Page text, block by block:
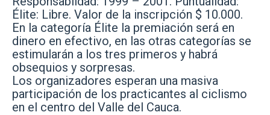
Élite: Libre. Valor de la inscripción $ 10.000.
En la categoría Élite la premiación será en
dinero en efectivo, en las otras categorías se
estimularán a los tres primeros y habrá
obsequios y sorpresas.
Los organizadores esperan una masiva
participación de los practicantes al ciclismo
en el centro del Valle del Cauca.